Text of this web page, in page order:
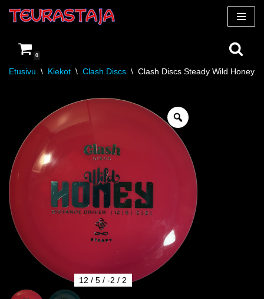
suoraan
sisältöön
0
Etusivu \ Kiekot \ Clash Discs \ Clash Discs Steady Wild Honey
12 / 5 / -2 / 2